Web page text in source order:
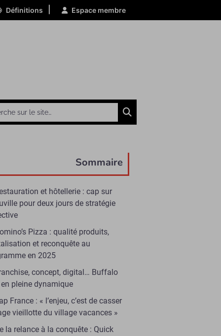
Définitions Espace membre
Sommaire
et hôtellerie : cap sur
pour deux jours de stratégie
Pizza : qualité produits,
et reconquête au
en 2025
concept, digital… Buffalo
pleine dynamique
France : « l’enjeu, c’est de casser
vieillotte du village vacances »
la relance à la conquête : Quick